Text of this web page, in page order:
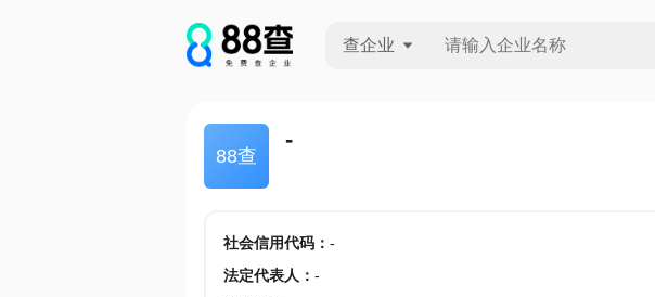
查企业
88查
-
社会信用代码： -
法定代表人 ： -